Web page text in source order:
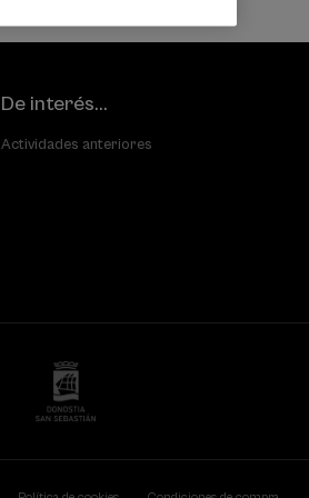
De interés...
Actividades anteriores